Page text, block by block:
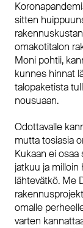
sitten
omakotitalon
Moni pohtii,
kunnes hinnat
talopaketista
nousuaan.
Odottavalle
mutta tosiasia
Kukaan ei
jatkuu ja milloin
lähtevätkö. Me
omalle
varten